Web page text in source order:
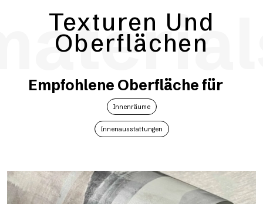
Texturen Und
Oberflächen
Empfohlene Oberfläche für
Innenräume
Innenausstattungen